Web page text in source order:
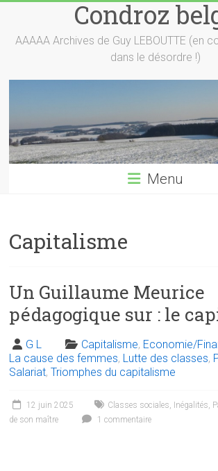
content
Condroz
AAAAA Archives de Guy LEBOUTTE (en
dans le désordre !)
Menu
Capitalisme
Un Guillaume Meurice
pédagogique sur : le
G L Capitalisme, Economie/
La cause des femmes, Lutte des classes,
Salariat,Triomphes du capitalisme
12 juin 2025 Classes sociales, Inégalités,
de son maître
1 commentaire